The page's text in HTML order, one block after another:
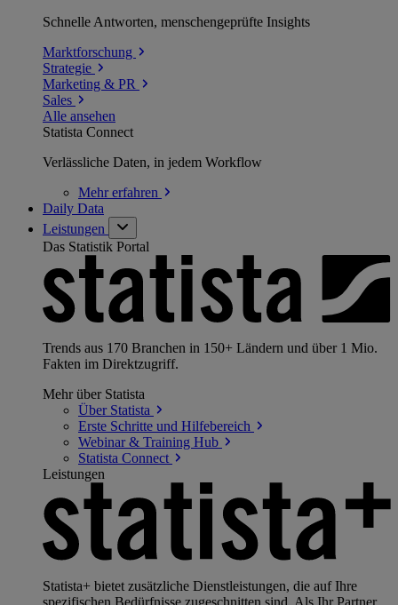
Schnelle Antworten, menschengeprüfte Insights
Marktforschung
Strategie
Marketing & PR
Sales
Alle ansehen
Statista Connect
Verlässliche Daten, in jedem Workflow
Mehrerfahren
Daily Data
Leistungen
Das Statistik Portal
Trends aus 170 Branchen in 150+ Ländern und über 1 Mio.
Fakten im Direktzugriff.
Mehr über Statista
Über Statista
Erste Schritte und Hilfebereich
Webinar & Training Hub
Statista Connect
Leistungen
Statista+ bietet zusätzliche Dienstleistungen, die auf Ihre
spezifischen Bedürfnisse zugeschnitten sind. Als Ihr Partner